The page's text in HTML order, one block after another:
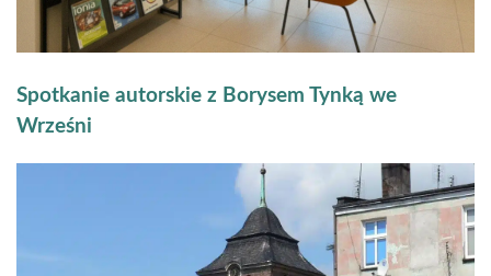
Spotkanie autorskie z Borysem Tynką we
Wrześni